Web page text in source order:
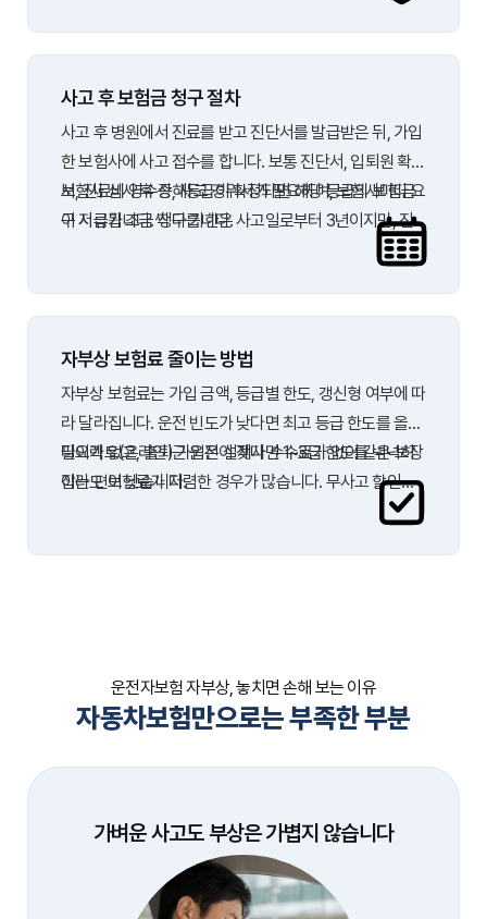
사고 후 보험금 청구 절차
사고 후 병원에서 진료를 받고 진단서를 발급받은 뒤, 가입
한 보험사에 사고 접수를 합니다. 보통 진단서, 입퇴원 확인
서, 진료비 영수증, 사고 경위서가 필요하며, 보험사마다 요
구 서류가 조금씩 다릅니다.
보험사 심사 후 상해등급이 확정되면 해당 등급의 보험금
이 지급됩니다. 청구 기한은 사고일로부터 3년이지만, 진
단서 발급 직후 바로 접수하는 편이 처리가 빠릅니다. 대부
자부상 보험료 줄이는 방법
자부상 보험료는 가입 금액, 등급별 한도, 갱신형 여부에 따
라 달라집니다. 운전 빈도가 낮다면 최고 등급 한도를 올릴
필요가 없고, 출퇴근 운전이 잦다면 1~3급 한도를 넉넉히
잡는 편이 낫습니다.
다이렉트(온라인) 가입은 설계사 수수료가 없어 같은 보장
이라도 보험료가 저렴한 경우가 많습니다. 무사고 할인이
나 가족 할인 같은 보험사별 혜택도 빠뜨리지 말고 확인해
운전자보험 자부상, 놓치면 손해 보는 이유
자동차보험만으로는 부족한 부분
가벼운 사고도 부상은 가볍지 않습니다